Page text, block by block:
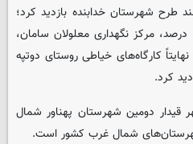
طرح شهرستان خدابنده بازدید کرد؛
نگهداری سالمندان با پیشرفت ۸۰ درصد، مرکز نگهداری معلولان سامان،
کارگاه‌های خیاطی روستای دوتپه
کرد.
قیدار دومین شهرستان پهناور شمال
شمال غرب کشور است.